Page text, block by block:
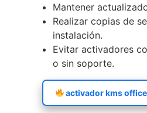
Mantener
Realizar copias de
instalación.
Evitar activadores
o sin soporte.
activador kms